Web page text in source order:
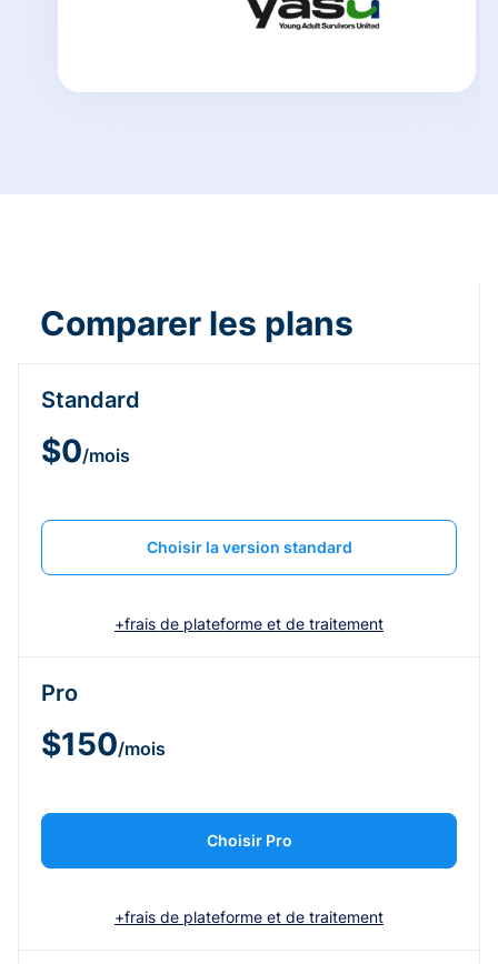
Comparer les plans
Standard
$0/mois
Choisir la version standard
+frais de plateforme et de traitement
Pro
$150/mois
Choisir Pro
+frais de plateforme et de traitement